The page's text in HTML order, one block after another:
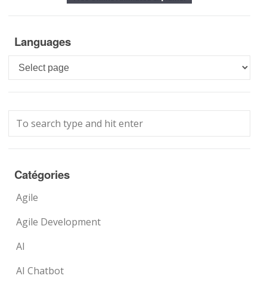
Languages
Languages
Catégories
Agile
Agile Development
AI
AI Chatbot